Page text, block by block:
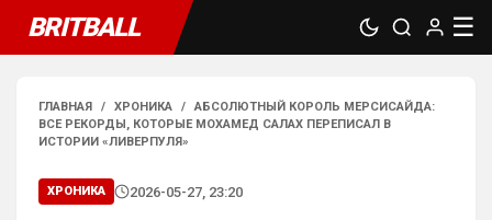
BRITBALL ☰
ГЛАВНАЯ / ХРОНИКА /
АБСОЛЮТНЫЙ КОРОЛЬ МЕРСИСАЙДА:
ВСЕ РЕКОРДЫ, КОТОРЫЕ МОХАМЕД САЛАХ ПЕРЕПИСАЛ В
ИСТОРИИ «ЛИВЕРПУЛЯ»
ХРОНИКА 2026-05-27, 23:20